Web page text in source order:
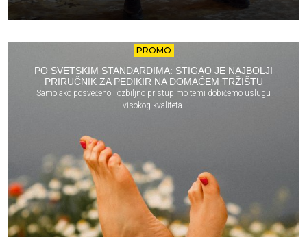
PROMO
PO SVETSKIM STANDARDIMA: STIGAO JE NAJBOLJI
PRIRUČNIK ZA PEDIKIR NA DOMAĆEM TRŽIŠTU
Samo ako posvećeno i ozbiljno pristupimo temi dobićemo uslugu
visokog kvaliteta.